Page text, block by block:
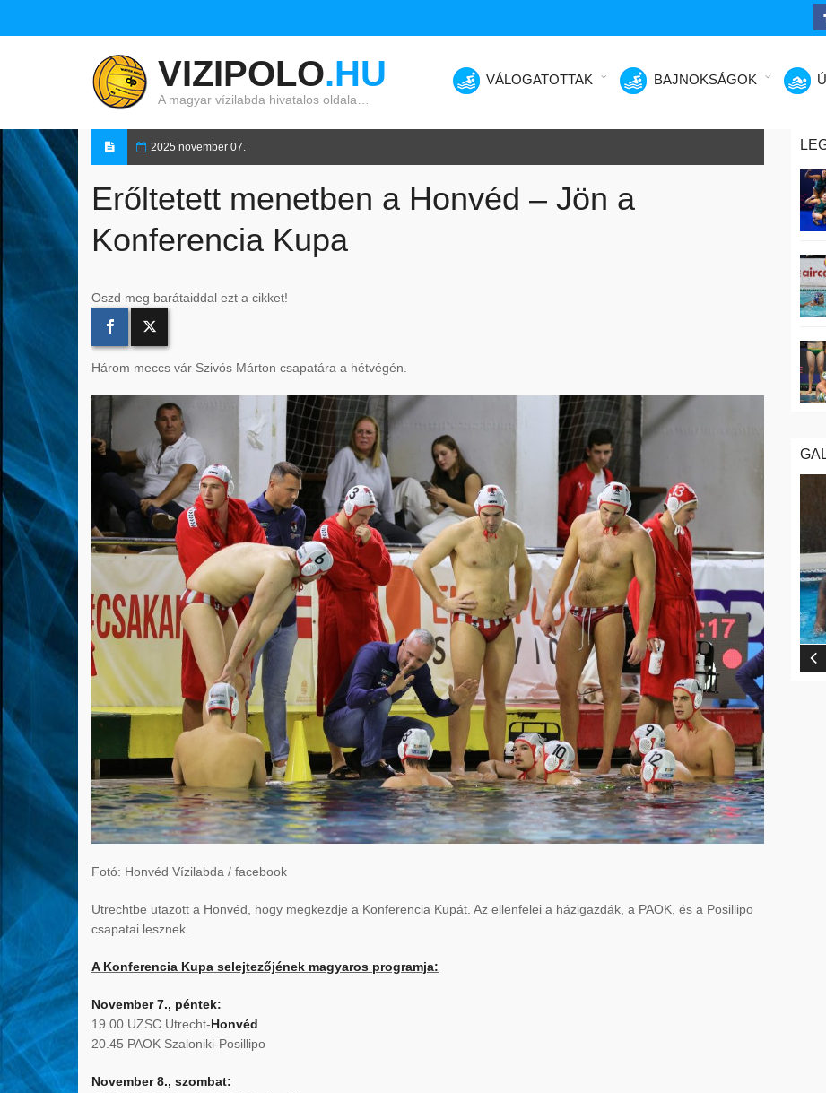
VIZIPOLO.HU
A magyar vízilabda hivatalos oldala…
VÁLOGATOTTAK BAJNOKSÁGOK
2025 november 07.
Erőltetett menetben a Honvéd – Jön a
Konferencia Kupa
Oszd meg barátaiddal ezt a cikket!
Három meccs vár Szivós Márton csapatára a hétvégén.
Fotó: Honvéd Vízilabda / facebook
Utrechtbe utazott a Honvéd, hogy megkezdje a Konferencia Kupát. Az ellenfelei a házigazdák, a PAOK, és a Posillipo
csapatai lesznek.
A Konferencia Kupa selejtezőjének magyaros programja:
November 7., péntek:
19.00 UZSC Utrecht-Honvéd
20.45 PAOK Szaloniki-Posillipo
November 8., szombat: